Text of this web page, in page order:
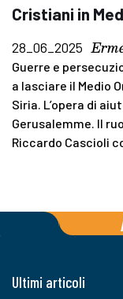
Cristiani in
28_06_2025
Guerre e
a lasciare il Medio
Siria. L’opera di
Gerusalemme. Il
Riccardo Cascioli
Ultimi articoli